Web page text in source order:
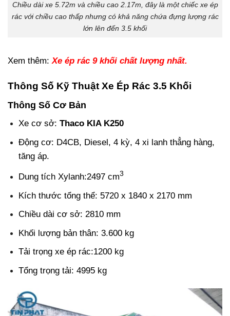
Chiều dài xe 5.72m và chiều cao 2.17m, đây là một chiếc xe ép
rác với chiều cao thấp nhưng có khả năng chứa đựng lượng rác
lớn lên đến 3.5 khối
Xem thêm:Xe ép rác 9 khối chất lượng nhất.
Thông Số Kỹ Thuật Xe Ép Rác 3.5 Khối
Thông Số Cơ Bản
Xe cơ sở: Thaco KIA K250
Động cơ: D4CB, Diesel, 4 kỳ, 4 xi lanh thẳng hàng,
tăng áp.
Dung tích Xylanh:2497 cm3
Kích thước tổng thể: 5720 x 1840 x 2170 mm
Chiều dài cơ sở: 2810 mm
Khối lượng bản thân: 3.600 kg
Tải trọng xe ép rác:1200 kg
Tổng trọng tải: 4995 kg